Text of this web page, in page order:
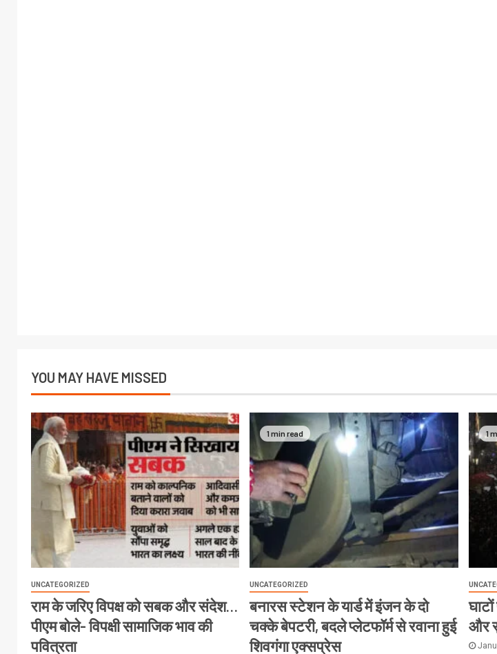
YOU MAY HAVE MISSED
UNCATEGORIZED
राम के जरिए विपक्ष को सबक और संदेश…
पीएम बोले- विपक्षी सामाजिक भाव की
पवित्रता
1 min read
UNCATEGORIZED
बनारस स्टेशन के यार्ड में इंजन के दो
चक्के बेपटरी, बदले प्लेटफॉर्म से रवाना हुई
शिवगंगा एक्सप्रेस
1
और